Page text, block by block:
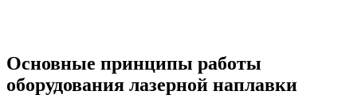
Основные принципы работы
оборудования лазерной наплавки